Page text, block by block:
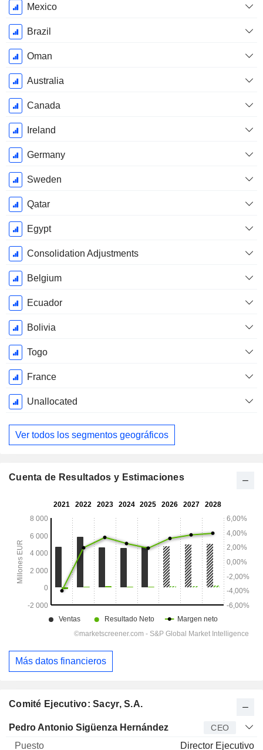
Mexico
Brazil
Oman
Australia
Canada
Ireland
Germany
Sweden
Qatar
Egypt
Consolidation Adjustments
Belgium
Ecuador
Bolivia
Togo
France
Unallocated
Ver todos los segmentos geográficos
Comité Ejecutivo: Sacyr, S.A.
Director Puesto Edad Desde
Pedro Antonio Sigüenza Hernández CEO
Director Ejecutivo
Cuenta de Resultados y Estimaciones
Más datos financieros